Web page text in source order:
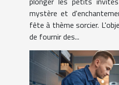
mystère et
fête à thème sorcier.
de fournir des...